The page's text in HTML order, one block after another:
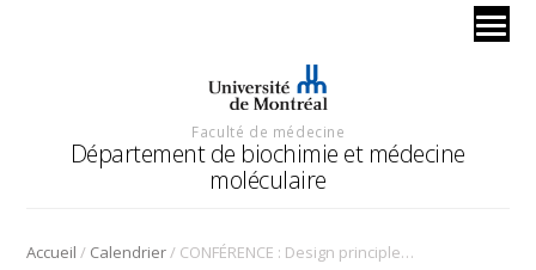
Faculté de médecine
Département de biochimie et médecine
moléculaire
Accueil / Calendrier/ CONFÉRENCE : Design principles of disorder-driven transitions in transcriptional organization